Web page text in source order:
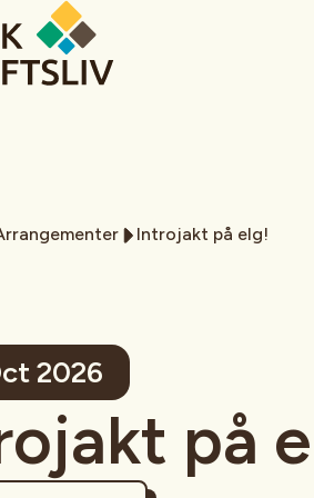
Introjakt på elg!
2026
på